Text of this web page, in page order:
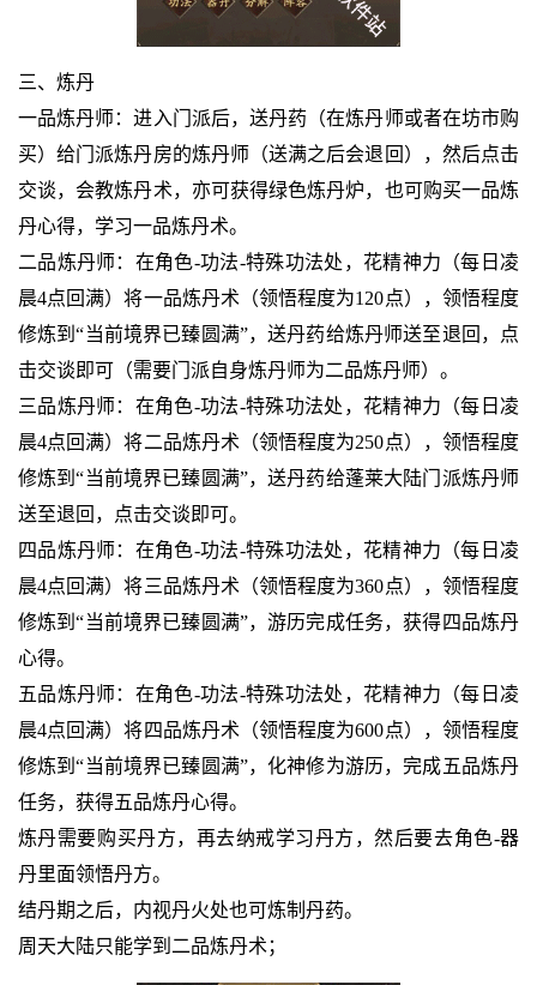
三、炼丹
一品炼丹师：进入门派后，送丹药（在炼丹师或者在坊市购
买）给门派炼丹房的炼丹师（送满之后会退回），然后点击
交谈，会教炼丹术，亦可获得绿色炼丹炉，也可购买一品炼
丹心得，学习一品炼丹术。
二品炼丹师：在角色-功法-特殊功法处，花精神力（每日凌
晨4点回满）将一品炼丹术（领悟程度为120点），领悟程度
修炼到“当前境界已臻圆满”，送丹药给炼丹师送至退回，点
击交谈即可（需要门派自身炼丹师为二品炼丹师）。
三品炼丹师：在角色-功法-特殊功法处，花精神力（每日凌
晨4点回满）将二品炼丹术（领悟程度为250点），领悟程度
修炼到“当前境界已臻圆满”，送丹药给蓬莱大陆门派炼丹师
送至退回，点击交谈即可。
四品炼丹师：在角色-功法-特殊功法处，花精神力（每日凌
晨4点回满）将三品炼丹术（领悟程度为360点），领悟程度
修炼到“当前境界已臻圆满”，游历完成任务，获得四品炼丹
心得。
五品炼丹师：在角色-功法-特殊功法处，花精神力（每日凌
晨4点回满）将四品炼丹术（领悟程度为600点），领悟程度
修炼到“当前境界已臻圆满”，化神修为游历，完成五品炼丹
任务，获得五品炼丹心得。
炼丹需要购买丹方，再去纳戒学习丹方，然后要去角色-器
丹里面领悟丹方。
结丹期之后，内视丹火处也可炼制丹药。
周天大陆只能学到二品炼丹术；